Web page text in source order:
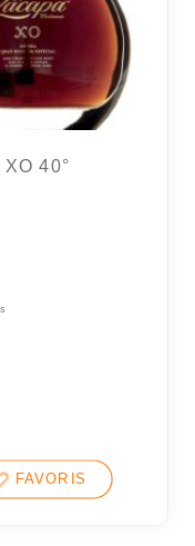
40°
FAVORIS